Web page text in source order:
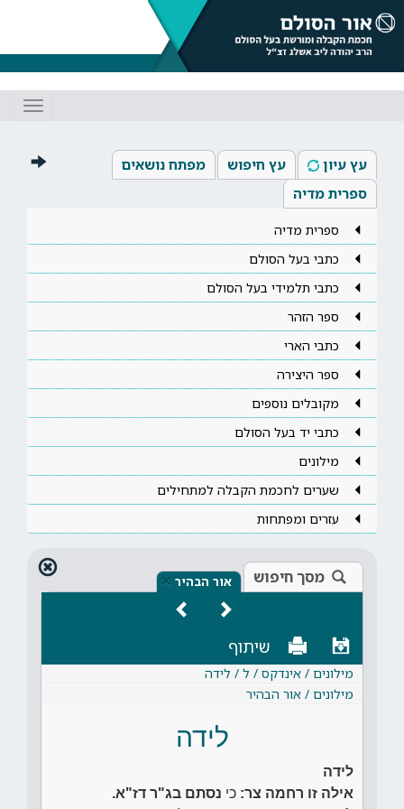
עץ עיון עץ חיפוש
מפתח נושאים
ספרית מדיה
ספרית מדיה
כתבי בעל הסולם
כתבי תלמידי בעל הסולם
ספר הזהר
כתבי הארי
ספר היצירה
מקובלים נוספים
כתבי יד בעל הסולם
מילונים
שערים לחכמת הקבלה למתחילים
עזרים ומפתחות
מסך חיפוש אור הבהיר ×
שיתוף
מילונים / אינדקס / ל / לידה
מילונים / אור הבהיר
לידה
לידה
אילה זו רחמה צר: כי נסתם בג"ר דז"א.